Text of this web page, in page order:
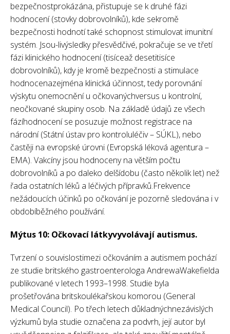
bezpečnostprokázána, přistupuje se k druhé fázi
hodnocení (stovky dobrovolníků), kde sekromě
bezpečnosti hodnotí také schopnost stimulovat imunitní
systém. Jsou-livýsledky přesvědčivé, pokračuje se ve třetí
fázi klinického hodnocení (tisíceaž desetitisíce
dobrovolníků), kdy je kromě bezpečnosti a stimulace
hodnocenazejména klinická účinnost, tedy porovnání
výskytu onemocnění u očkovanýchversus u kontrolní,
neočkované skupiny osob. Na základě údajů ze všech
fázíhodnocení se posuzuje možnost registrace na
národní (Státní ústav pro kontroluléčiv – SÚKL), nebo
častěji na evropské úrovni (Evropská léková agentura –
EMA). Vakcíny jsou hodnoceny na větším počtu
dobrovolníků a po daleko delšídobu (často několik let) než
řada ostatních léků a léčivých přípravků.Frekvence
nežádoucích účinků po očkování je pozorně sledována i v
obdobíběžného používání.
Mýtus 10: Očkovací látkyvyvolávají autismus.
Tvrzení o souvislostimezi očkováním a autismem pochází
ze studie britského gastroenterologa AndrewaWakefielda
publikované v letech 1993–1998. Studie byla
prošetřována britskoulékařskou komorou (General
Medical Council). Po třech letech důkladnýchnezávislých
výzkumů byla studie označena za podvrh, její autor byl